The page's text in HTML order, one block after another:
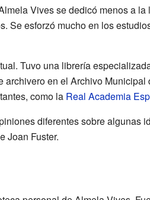
Vives se dedicó menos a
Se esforzó mucho en los
Tuvo una librería
en el Archivo
como la Real Academia
diferentes sobre algunas
Joan Fuster.